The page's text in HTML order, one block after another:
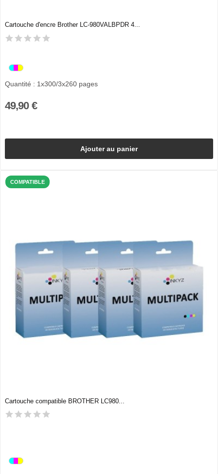
Cartouche d'encre Brother LC-980VALBPDR 4...
Quantité : 1x300/3x260 pages
49,90 €
Ajouter au panier
COMPATIBLE
Cartouche compatible BROTHER LC980...